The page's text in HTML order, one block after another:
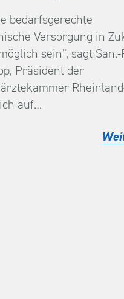
bedarfsgerechte
Versorgung in
sein“, sagt San.-
Präsident der
auf…